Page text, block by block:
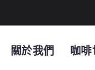
關於我們 咖啡